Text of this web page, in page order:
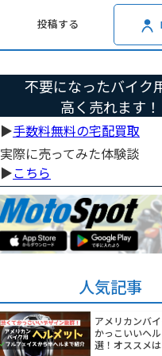
投稿する
不要になったバイク
高く売れます！
▶︎手数料無料の宅配買取
実際に売ってみた体験談
▶︎こちら
人気記事
アメリカンバ
かっこいいヘ
選！オススメ